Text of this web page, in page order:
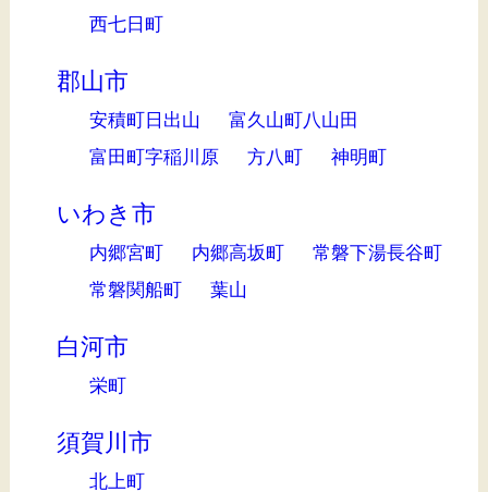
西七日町
郡山市
安積町日出山
富久山町八山田
富田町字稲川原
方八町 神明町
いわき市
内郷宮町 内郷高坂町
常磐下湯長谷町
常磐関船町
葉山
白河市
栄町
須賀川市
北上町